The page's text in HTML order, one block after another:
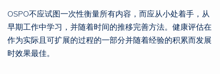
OSPO不应试图一次性衡量所有内容，而应从小处着手，从
早期工作中学习，并随着时间的推移完善方法。健康评估在
作为实际且可扩展的过程的一部分并随着经验的积累而发展
时效果最佳。